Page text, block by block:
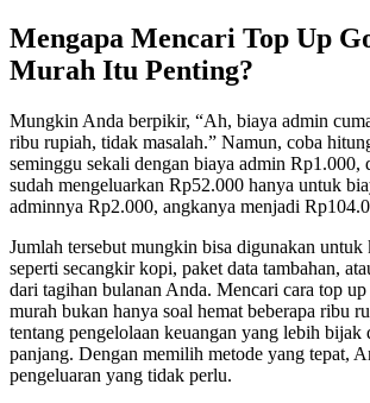
Mengapa Mencari Top Up
Murah Itu Penting?
Mungkin Anda berpikir, “Ah, biaya admin
ribu rupiah, tidak masalah.” Namun, coba
seminggu sekali dengan biaya admin Rp1.000,
sudah mengeluarkan Rp52.000 hanya untuk
adminnya Rp2.000, angkanya menjadi
Jumlah tersebut mungkin bisa digunakan untuk
seperti secangkir kopi, paket data tambahan,
dari tagihan bulanan Anda. Mencari cara top
murah bukan hanya soal hemat beberapa ribu
tentang pengelolaan keuangan yang lebih bijak
panjang. Dengan memilih metode yang tepat,
pengeluaran yang tidak perlu.